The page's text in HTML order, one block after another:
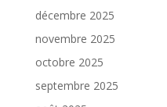
décembre 2025
novembre 2025
octobre 2025
septembre 2025